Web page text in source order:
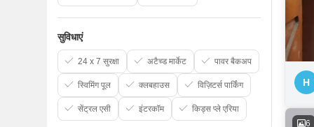
H
6
सुविधाएं
24 x 7 सुरक्षा अटैच्ड मार्केट पावर बैकअप
स्विमिंग पूल क्लबहाउस विज़िटर्स पार्किंग
सेंट्रल एसी इंटरकॉम किड्स प्ले एरिया